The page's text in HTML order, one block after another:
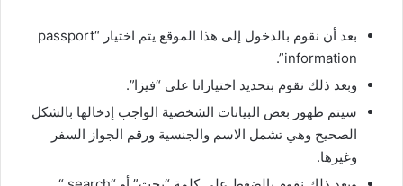
بعد أن نقوم بالدخول إلى هذا الموقع يتم اختيار “passport
information”.
وبعد ذلك نقوم بتحديد اختيارانا على “فيزا”.
سيتم ظهور بعض البيانات الشخصية الواجب إدخالها بالشكل
الصحيح وهي تشمل الاسم والجنسية ورقم الجواز السفر
وغيرها.